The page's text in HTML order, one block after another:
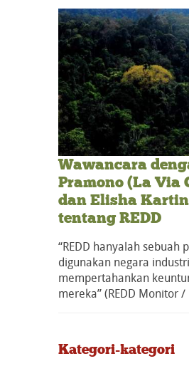
Wawancara
Pramono (La Via
dan Elisha
tentang REDD
“REDD hanyalah sebuah
digunakan negara
mempertahankan
mereka” (REDD Monitor
Kategori-kategori